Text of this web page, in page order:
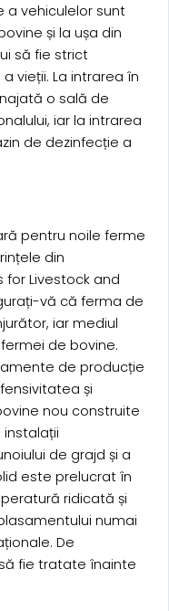
a vehiculelor sunt
și la ușa din
să fie strict
vieții. La intrarea în
o sală de
iar la intrarea
de dezinfecție a
pentru noile ferme
din
for Livestock and
vă că ferma de
iar mediul
de bovine.
de producție
și
nou construite
de grajd și a
este prelucrat în
ridicată și
numai
De
fie tratate înainte